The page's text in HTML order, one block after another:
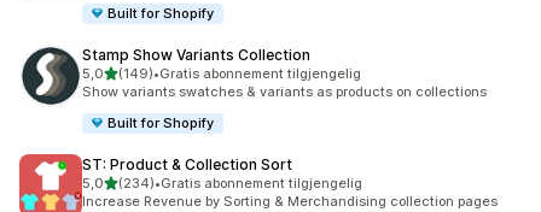
Built for Shopify
Stamp Show Variants Collection
5,0av 5 stjerner
(149)
Totalt 149 omtaler
•Gratis abonnement tilgjengelig
Show variants swatches & variants as products on collections
Built for Shopify
ST: Product & Collection Sort
5,0av 5 stjerner
(234)
Totalt 234 omtaler
•Gratis abonnement tilgjengelig
Increase Revenue by Sorting & Merchandising collection pages